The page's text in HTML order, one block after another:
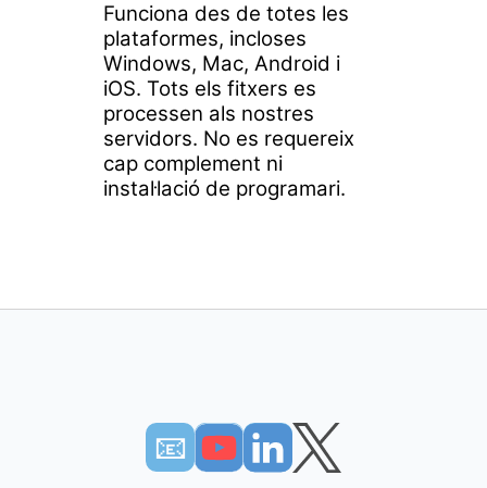
Funciona des de totes les
plataformes, incloses
Windows, Mac, Android i
iOS. Tots els fitxers es
processen als nostres
servidors. No es requereix
cap complement ni
instal·lació de programari.
📧︎